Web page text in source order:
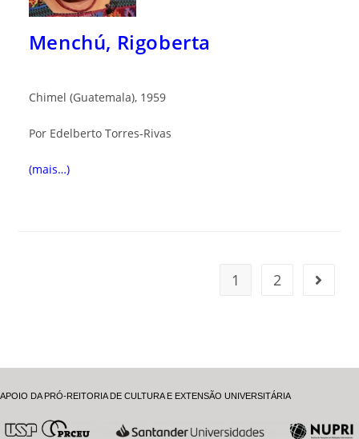
Menchú, Rigoberta
Chimel (Guatemala), 1959
Por Edelberto Torres-Rivas
(mais…)
1 2
APOIO DA PRÓ-REITORIA DE CULTURA E EXTENSÃO UNIVERSITÁRIA